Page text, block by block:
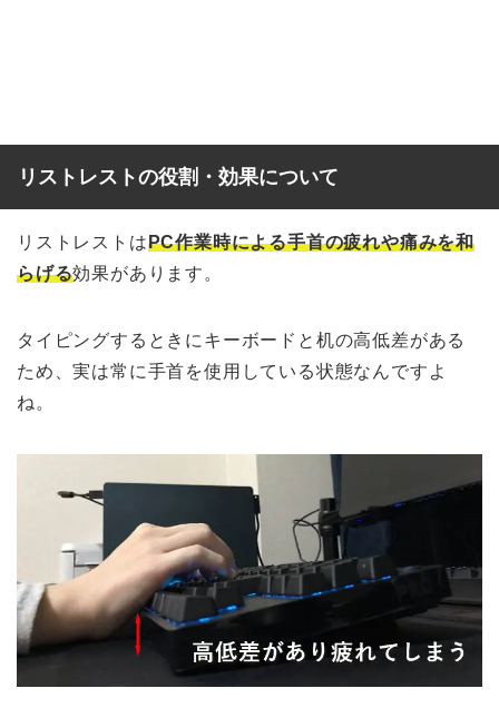
リストレストの役割・効果について
リストレストはPC作業時による手首の疲れや痛みを和
らげる効果があります。
タイピングするときにキーボードと机の高低差がある
ため、実は常に手首を使用している状態なんですよ
ね。